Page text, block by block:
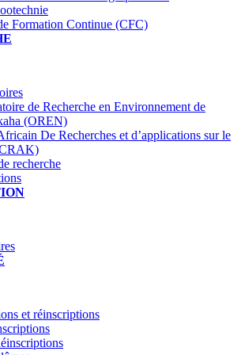
Formation Continue (CFC)
de Recherche en Environnement de
(OREN)
De Recherches et d’applications sur le
recherche
et réinscriptions